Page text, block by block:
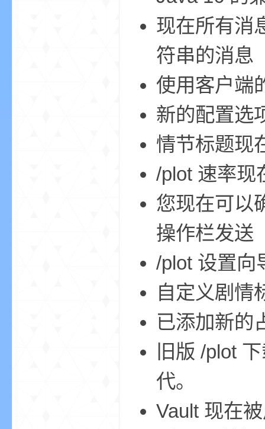
现在所有消
符串的消息
使用客户端
新的配置选
情节标题现
/plot 速率现
您现在可以
操作栏发送
/plot 设置向
自定义剧情
已添加新的
旧版 /plot
代。
Vault 现在